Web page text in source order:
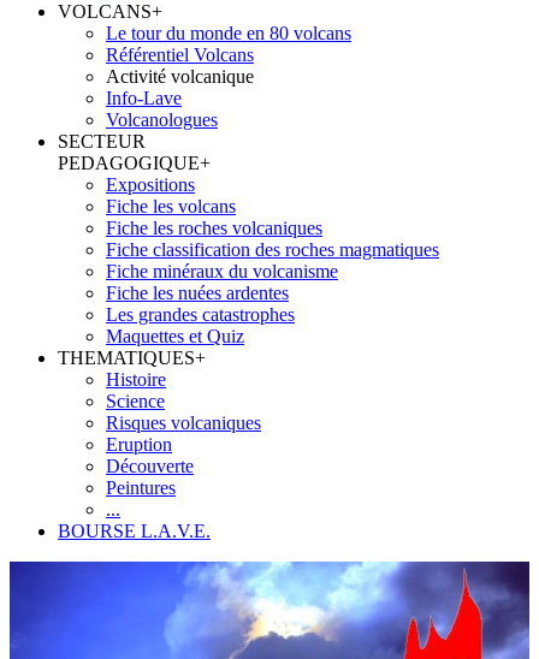
VOLCANS+
Le tour du monde en 80 volcans
Référentiel Volcans
Activité volcanique
Info-Lave
Volcanologues
SECTEUR
PEDAGOGIQUE+
Expositions
Fiche les volcans
Fiche les roches volcaniques
Fiche classification des roches magmatiques
Fiche minéraux du volcanisme
Fiche les nuées ardentes
Les grandes catastrophes
Maquettes et Quiz
THEMATIQUES+
Histoire
Science
Risques volcaniques
Eruption
Découverte
Peintures
...
BOURSE L.A.V.E.